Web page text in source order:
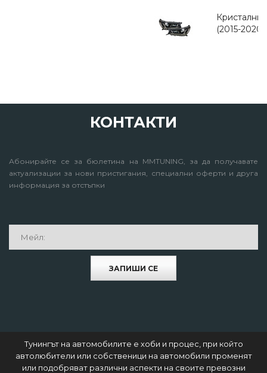
Кристални Фарове За Toyota Hilux
(2015-2020), Led С Дневни Светлини
КОНТАКТИ
Абонирайте се за бюлетина на MMTUNING, за да получавате
актуализации за нови пристигания, специални оферти и друга
информация за отстъпки
ЗАПИШИ СЕ
Тунингът на автомобилите е хоби и процес, при който
автолюбители или собственици на автомобили променят
или подобряват различни аспекти на своите превозни